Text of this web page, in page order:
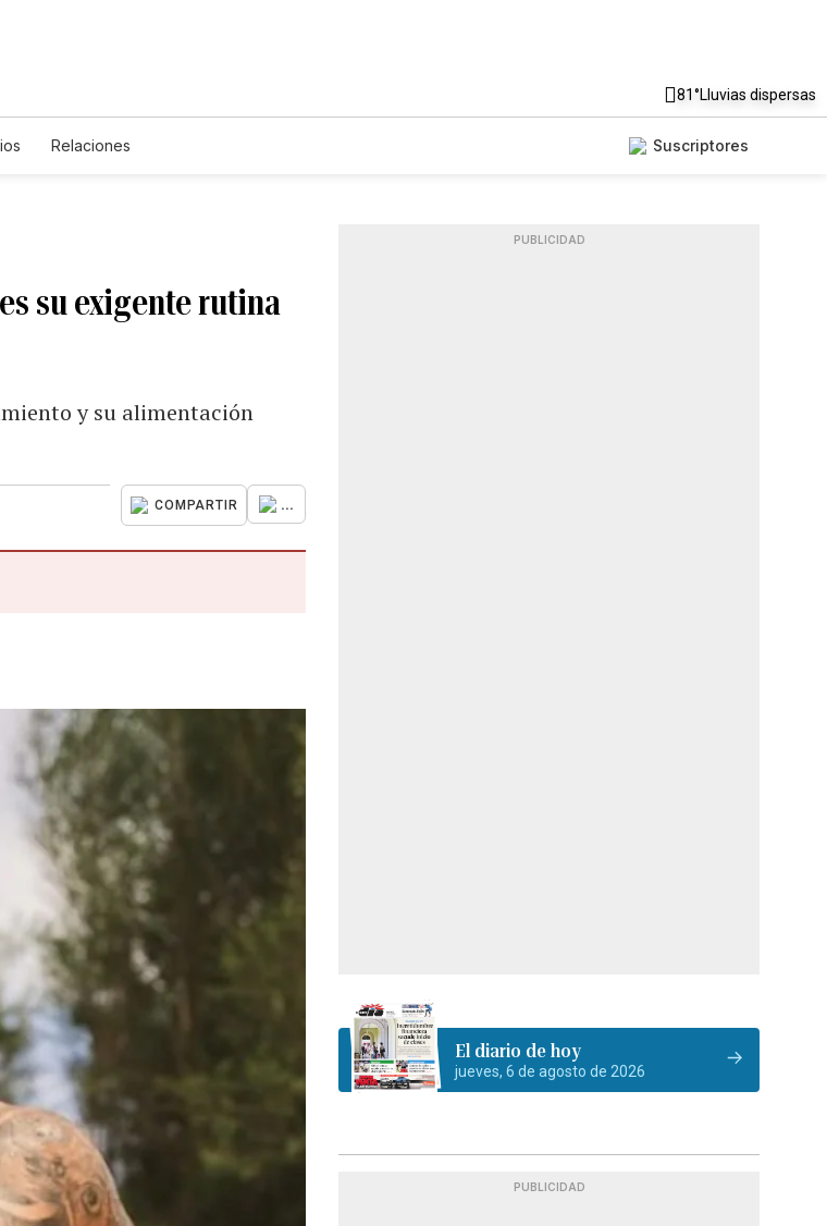
81°Lluvias dispersas
Relaciones Suscriptores
su exigente rutina
y su alimentación
COMPARTIR ...
PUBLICIDAD
El diario de hoy
jueves, 6 de agosto de 2026
PUBLICIDAD